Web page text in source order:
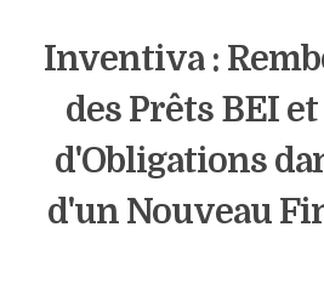
Inventiva :
des Prêts BEI
d'Obligations
d'un Nouveau